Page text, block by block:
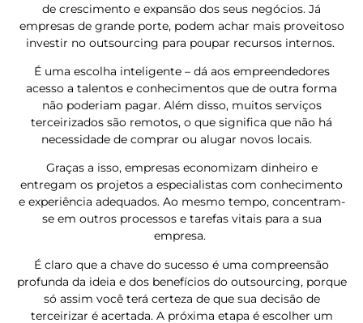
de crescimento e expansão dos seus negócios. Já
empresas de grande porte, podem achar mais proveitoso
investir no outsourcing para poupar recursos internos.
É uma escolha inteligente – dá aos empreendedores
acesso a talentos e conhecimentos que de outra forma
não poderiam pagar. Além disso, muitos serviços
terceirizados são remotos, o que significa que não há
necessidade de comprar ou alugar novos locais.
Graças a isso, empresas economizam dinheiro e
entregam os projetos a especialistas com conhecimento
e experiência adequados. Ao mesmo tempo, concentram-
se em outros processos e tarefas vitais para a sua
empresa.
É claro que a chave do sucesso é uma compreensão
profunda da ideia e dos benefícios do outsourcing, porque
só assim você terá certeza de que sua decisão de
terceirizar é acertada. A próxima etapa é escolher um